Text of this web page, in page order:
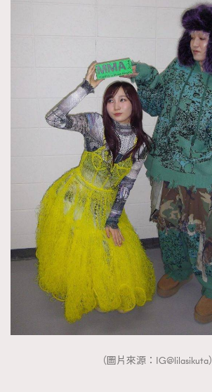
（圖片來源：IG@lilasikuta）